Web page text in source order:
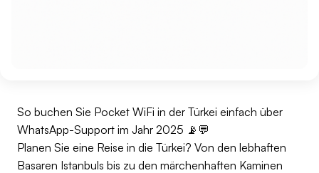
So buchen Sie Pocket WiFi in der Türkei einfach über
WhatsApp-Support im Jahr 2025 📡💬
Planen Sie eine Reise in die Türkei? Von den lebhaften
Basaren Istanbuls bis zu den märchenhaften Kaminen